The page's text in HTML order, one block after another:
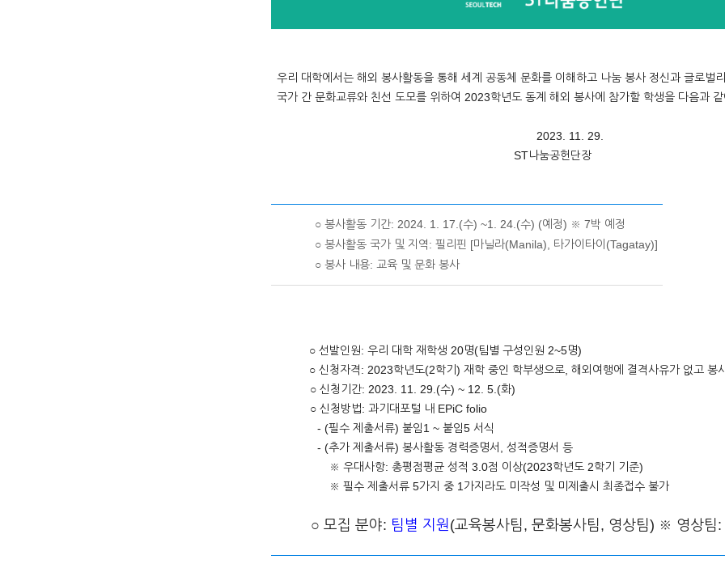
우리 대학에서는 해외 봉사활동을 통해 세계 공동체 문화를 이해하고 나눔 봉사 정신과 글로벌
국가 간 문화교류와 친선 도모를 위하여 2023학년도 동계 해외 봉사에 참가할 학생을 다음과
2023. 11. 29.
ST나눔공헌단장
○ 봉사활동 기간: 2024. 1. 17.(수) ~1. 24.(수) (예정) ※ 7박 예정
○ 봉사활동 국가 및 지역: 필리핀 [마닐라(Manila), 타가이타이(Tagatay)]
○ 봉사 내용: 교육 및 문화 봉사
○ 선발인원: 우리 대학 재학생 20명(팀별 구성인원 2~5명)
○ 신청자격: 2023학년도(2학기) 재학 중인 학부생으로, 해외여행에 결격사유가 없고 봉
○ 신청기간: 2023. 11. 29.(수) ~ 12. 5.(화)
○ 신청방법: 과기대포털 내 EPiC folio
- (필수 제출서류) 붙임1 ~ 붙임5 서식
- (추가 제출서류) 봉사활동 경력증명서, 성적증명서 등
※ 우대사항: 총평점평균 성적 3.0점 이상(2023학년도 2학기 기준)
※ 필수 제출서류 5가지 중 1가지라도 미작성 및 미제출시 최종접수 불가
○ 모집 분야: 팀별 지원(교육봉사팀, 문화봉사팀, 영상팀) ※ 영상팀